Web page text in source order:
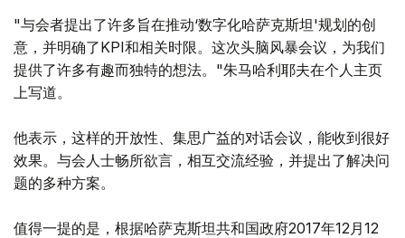
"与会者提出了许多旨在推动‘数字化哈萨克斯坦'规划的创
意，并明确了KPI和相关时限。这次头脑风暴会议，为我们
提供了许多有趣而独特的想法。"朱马哈利耶夫在个人主页
上写道。
他表示，这样的开放性、集思广益的对话会议，能收到很好
效果。与会人士畅所欲言，相互交流经验，并提出了解决问
题的多种方案。
值得一提的是，根据哈萨克斯坦共和国政府2017年12月12